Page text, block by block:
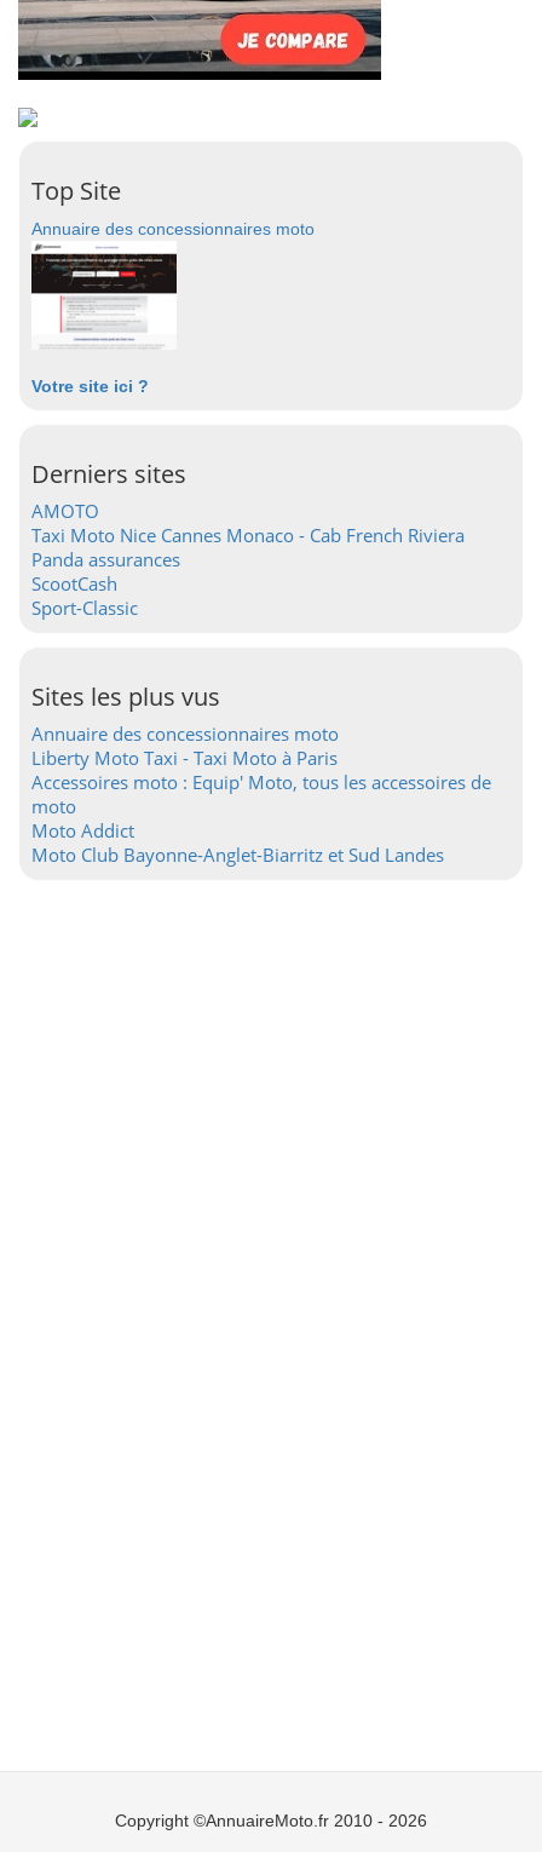
Top Site
Annuaire des concessionnaires moto
Votre site ici ?
Derniers sites
AMOTO
Taxi Moto Nice Cannes Monaco - Cab French Riviera
Panda assurances
ScootCash
Sport-Classic
Sites les plus vus
Annuaire des concessionnaires moto
Liberty Moto Taxi - Taxi Moto à Paris
Accessoires moto : Equip' Moto, tous les accessoires de
moto
Moto Addict
Moto Club Bayonne-Anglet-Biarritz et Sud Landes
Copyright ©AnnuaireMoto.fr 2010 - 2026